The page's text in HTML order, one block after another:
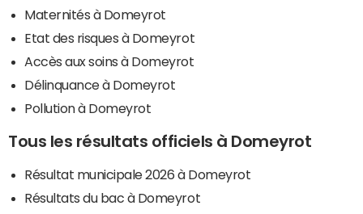
Maternités à Domeyrot
Etat des risques à Domeyrot
Accès aux soins à Domeyrot
Délinquance à Domeyrot
Pollution à Domeyrot
Tous les résultats officiels à Domeyrot
Résultat municipale 2026 à Domeyrot
Résultats du bac à Domeyrot